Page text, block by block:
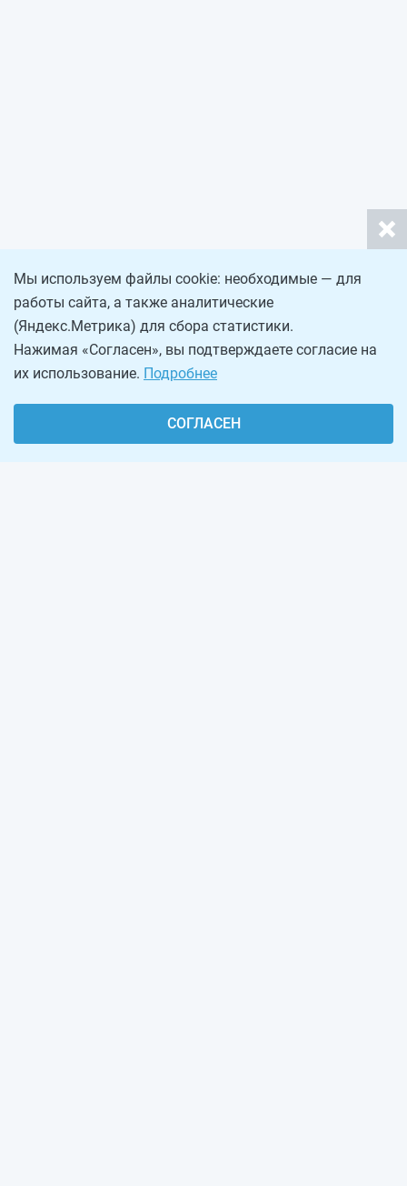
Мы используем файлы cookie: необходимые — для
работы сайта, а также аналитические
(Яндекс.Метрика) для сбора статистики.
Нажимая «Согласен», вы подтверждаете согласие на
их использование. Подробнее
СОГЛАСЕН